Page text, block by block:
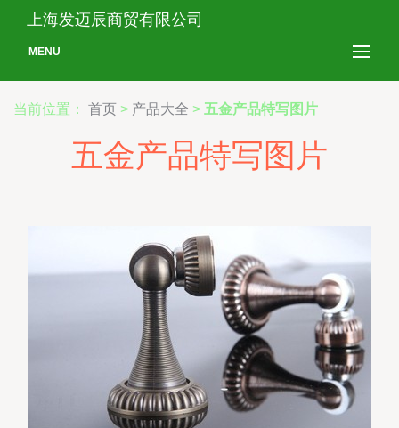
上海发迈辰商贸有限公司
MENU
当前位置： 首页 > 产品大全 > 五金产品特写图片
五金产品特写图片